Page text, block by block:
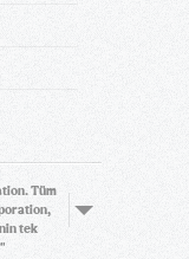
Tüm
tek